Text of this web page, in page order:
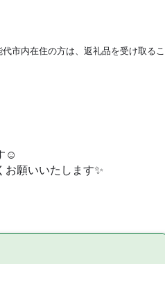
市内在住の方は、返礼品を受け取るこ
☺️
願いいたします✨